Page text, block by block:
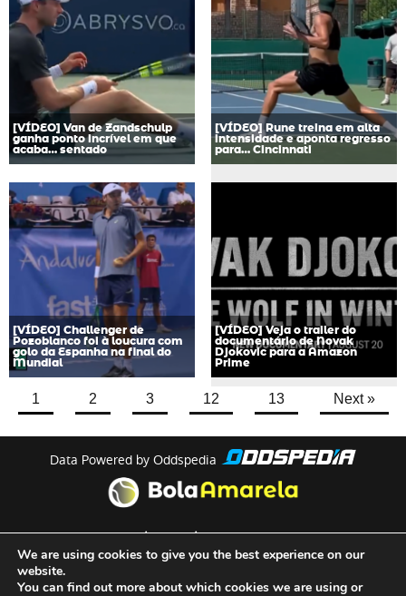
[VÍDEO] Van de Zandschulp
ganha ponto incrível em que
acaba… sentado
[VÍDEO] Rune treina em alta
intensidade e aponta regresso
para… Cincinnati
[VÍDEO] Challenger de
Pozoblanco foi à loucura com
golo da Espanha na final do
Mundial
[VÍDEO] Veja o trailer do
documentário de Novak
Djokovic para a Amazon
Prime
1 2 3 12 13 Next »
Data Powered by Oddspedia
theme bymeow
We are using cookies to give you the best experience on our
website.
You can find out more about which cookies we are using or